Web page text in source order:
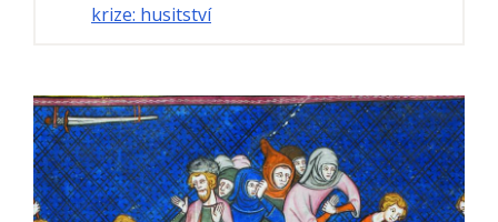
krize: husitství